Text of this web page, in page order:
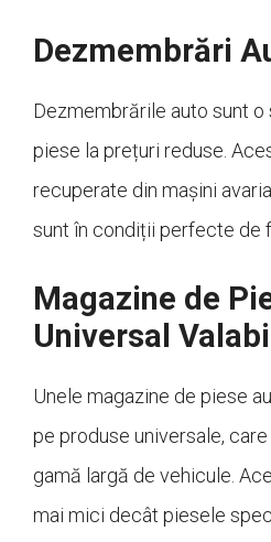
Dezmembrări
Dezmembrările auto sunt
piese la prețuri reduse.
recuperate din mașini
sunt în condiții perfecte de
Magazine de
Universal
Unele magazine de piese
pe produse universale,
gamă largă de vehicule.
mai mici decât piesele